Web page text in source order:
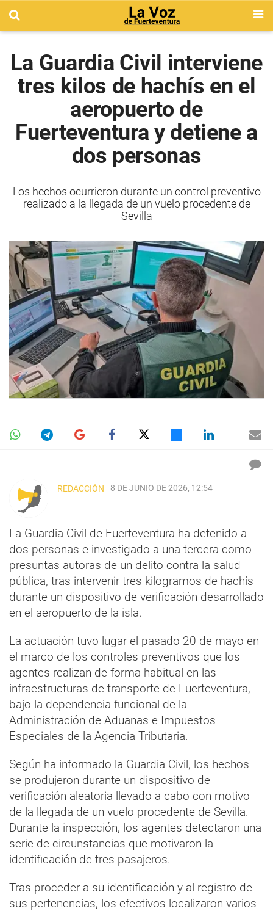
La Guardia Civil interviene
tres kilos de hachís en el
aeropuerto de
Fuerteventura y detiene a
dos personas
Los hechos ocurrieron durante un control preventivo
realizado a la llegada de un vuelo procedente de
Sevilla
REDACCIÓN 8 DE JUNIO DE 2026, 12:54
La Guardia Civil de Fuerteventura ha detenido a
dos personas e investigado a una tercera como
presuntas autoras de un delito contra la salud
pública, tras intervenir tres kilogramos de hachís
durante un dispositivo de verificación desarrollado
en el aeropuerto de la isla.
La actuación tuvo lugar el pasado 20 de mayo en
el marco de los controles preventivos que los
agentes realizan de forma habitual en las
infraestructuras de transporte de Fuerteventura,
bajo la dependencia funcional de la
Administración de Aduanas e Impuestos
Especiales de la Agencia Tributaria.
Según ha informado la Guardia Civil, los hechos
se produjeron durante un dispositivo de
verificación aleatoria llevado a cabo con motivo
de la llegada de un vuelo procedente de Sevilla.
Durante la inspección, los agentes detectaron una
serie de circunstancias que motivaron la
identificación de tres pasajeros.
Tras proceder a su identificación y al registro de
sus pertenencias, los efectivos localizaron varios